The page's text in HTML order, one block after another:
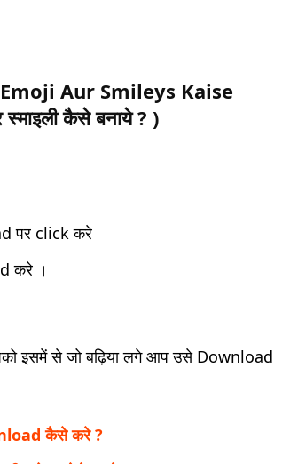
Aur Smileys Kaise
कैसे बनाये ? )
पर click करे
करे ।
इसमें से जो बढ़िया लगे आप उसे Download
कैसे करे ?